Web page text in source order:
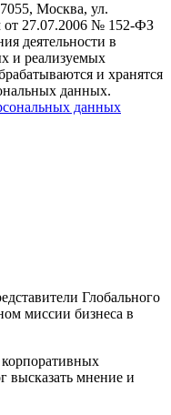
Москва, ул.
от 27.07.2006 № 152-ФЗ
деятельности в
и реализуемых
и хранятся
данных.
данных
Глобального
миссии бизнеса в
высказать мнение и